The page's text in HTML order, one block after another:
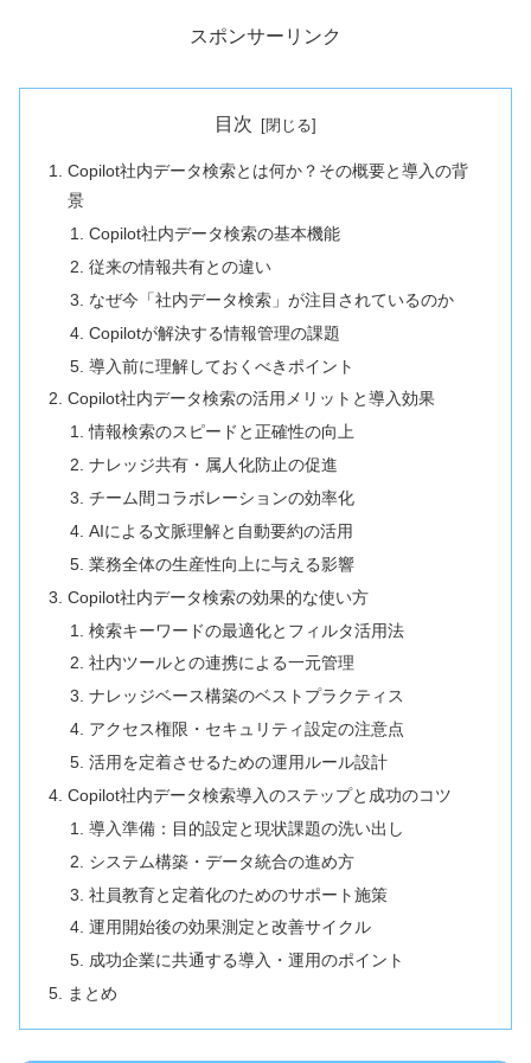
スポンサーリンク
目次
Copilot社内データ検索とは何か？その概要と導入の背
景
Copilot社内データ検索の基本機能
従来の情報共有との違い
なぜ今「社内データ検索」が注目されているのか
Copilotが解決する情報管理の課題
導入前に理解しておくべきポイント
Copilot社内データ検索の活用メリットと導入効果
情報検索のスピードと正確性の向上
ナレッジ共有・属人化防止の促進
チーム間コラボレーションの効率化
AIによる文脈理解と自動要約の活用
業務全体の生産性向上に与える影響
Copilot社内データ検索の効果的な使い方
検索キーワードの最適化とフィルタ活用法
社内ツールとの連携による一元管理
ナレッジベース構築のベストプラクティス
アクセス権限・セキュリティ設定の注意点
活用を定着させるための運用ルール設計
Copilot社内データ検索導入のステップと成功のコツ
導入準備：目的設定と現状課題の洗い出し
システム構築・データ統合の進め方
社員教育と定着化のためのサポート施策
運用開始後の効果測定と改善サイクル
成功企業に共通する導入・運用のポイント
まとめ